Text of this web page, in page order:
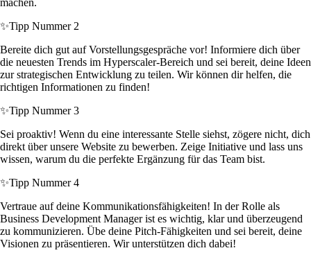
machen.
✨Tipp Nummer 2
Bereite dich gut auf Vorstellungsgespräche vor! Informiere dich über
die neuesten Trends im Hyperscaler-Bereich und sei bereit, deine Ideen
zur strategischen Entwicklung zu teilen. Wir können dir helfen, die
richtigen Informationen zu finden!
✨Tipp Nummer 3
Sei proaktiv! Wenn du eine interessante Stelle siehst, zögere nicht, dich
direkt über unsere Website zu bewerben. Zeige Initiative und lass uns
wissen, warum du die perfekte Ergänzung für das Team bist.
✨Tipp Nummer 4
Vertraue auf deine Kommunikationsfähigkeiten! In der Rolle als
Business Development Manager ist es wichtig, klar und überzeugend
zu kommunizieren. Übe deine Pitch-Fähigkeiten und sei bereit, deine
Visionen zu präsentieren. Wir unterstützen dich dabei!